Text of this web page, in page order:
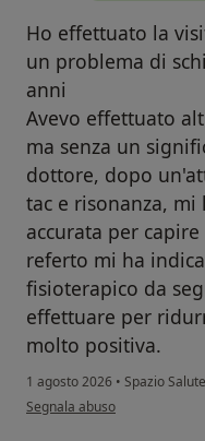
Ho effettuato la
un problema di
anni
Avevo effettuato
ma senza un
dottore, dopo
tac e risonanza,
accurata per
referto mi ha
fisioterapico da
effettuare per
molto positiva.
1 agosto 2026 • Spazio
secondo l'opinione dell'utente
Segnala abuso